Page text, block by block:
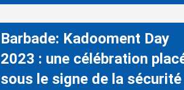
Barbade: Kadooment Day
2023 : une célébration
sous le signe de la sécurité